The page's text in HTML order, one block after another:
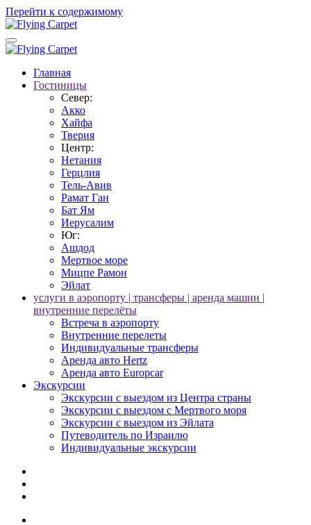
Перейти к содержимому
Главная
Гостиницы
Север:
Акко
Хайфа
Тверия
Центр:
Нетания
Герцлия
Тель-Авив
Рамат Ган
Бат Ям
Иерусалим
Юг:
Ашдод
Мертвое море
Мицпе Рамон
Эйлат
услуги в аэропорту | трансферы | аренда машин |
внутренние перелёты
Встреча в аэропорту
Внутренние перелеты
Индивидуальные трансферы
Аренда авто Hertz
Аренда авто Europcar
Экскурсии
Экскурсии с выездом из Центра страны
Экскурсии с выездом c Мертвого моря
Экскурсии с выездом из Эйлата
Путеводитель по Израилю
Индивидуальные экскурсии